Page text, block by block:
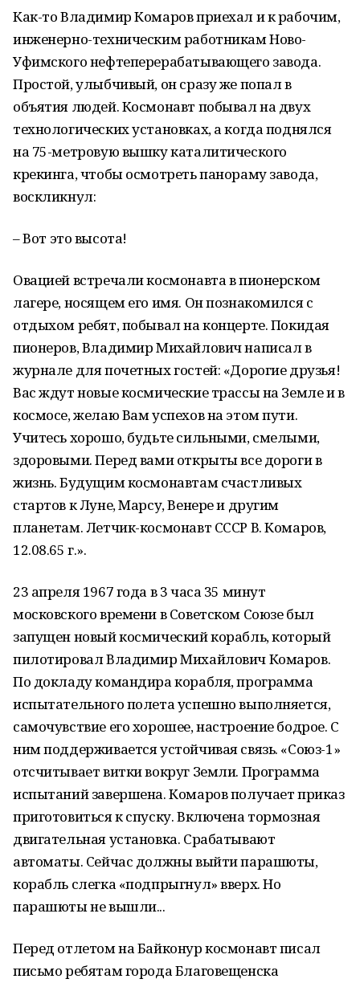
Как-то Владимир Комаров приехал и к рабочим,
инженерно-техническим работникам Ново-
Уфимского нефтеперерабатывающего завода.
Простой, улыбчивый, он сразу же попал в
объятия людей. Космонавт побывал на двух
технологических установках, а когда поднялся
на 75-метровую вышку каталитического
крекинга, чтобы осмотреть панораму завода,
воскликнул:
–Вот это высота!
Овацией встречали космонавта в пионерском
лагере, носящем его имя. Он познакомился с
отдыхом ребят, побывал на концерте. Покидая
пионеров, Владимир Михайлович написал в
журнале для почетных гостей: «Дорогие друзья!
Вас ждут новые космические трассы на Земле и в
космосе, желаю Вам успехов на этом пути.
Учитесь хорошо, будьте сильными, смелыми,
здоровыми. Перед вами открыты все дороги в
жизнь. Будущим космонавтам счастливых
стартов к Луне, Марсу, Венере и другим
планетам. Летчик-космонавт СССР В. Комаров,
12.08.65 г.».
23 апреля 1967 года в 3 часа 35 минут
московского времени в Советском Союзе был
запущен новый космический корабль, который
пилотировал Владимир Михайлович Комаров.
По докладу командира корабля, программа
испытательного полета успешно выполняется,
самочувствие его хорошее, настроение бодрое. С
ним поддерживается устойчивая связь. «Союз-1»
отсчитывает витки вокруг Земли. Программа
испытаний завершена. Комаров получает приказ
приготовиться к спуску. Включена тормозная
двигательная установка. Срабатывают
автоматы. Сейчас должны выйти парашюты,
корабль слегка «подпрыгнул» вверх. Но
парашюты не вышли...
Перед отлетом на Байконур космонавт писал
письмо ребятам города Благовещенска